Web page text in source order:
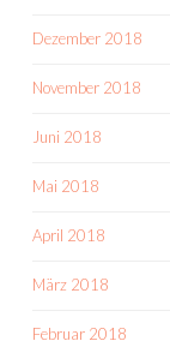
Dezember 2018
November 2018
Juni 2018
Mai 2018
April 2018
März 2018
Februar 2018